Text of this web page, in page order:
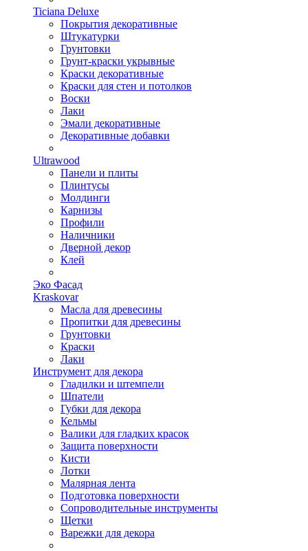
Ticiana Deluxe
Покрытия декоративные
Штукатурки
Грунтовки
Грунт-краски укрывные
Краски декоративные
Краски для стен и потолков
Воски
Лаки
Эмали декоративные
Декоративные добавки
Ultrawood
Панели и плиты
Плинтусы
Молдинги
Карнизы
Профили
Наличники
Дверной декор
Клей
Эко Фасад
Kraskovar
Масла для древесины
Пропитки для древесины
Грунтовки
Краски
Лаки
Инструмент для декора
Гладилки и штемпели
Шпатели
Губки для декора
Кельмы
Валики для гладких красок
Защита поверхности
Кисти
Лотки
Малярная лента
Подготовка поверхности
Сопроводительные инструменты
Щетки
Варежки для декора